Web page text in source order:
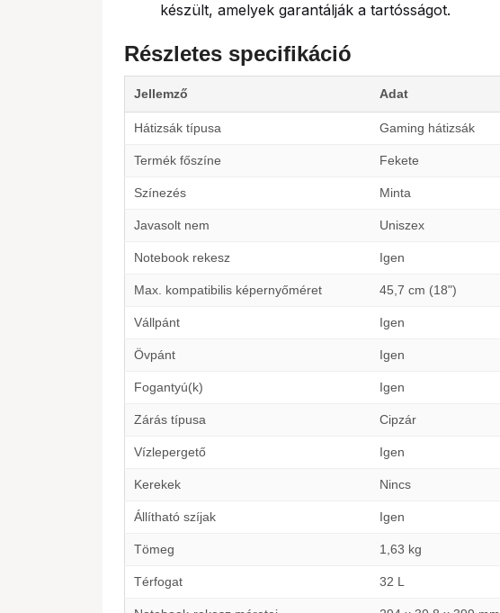
készült, amelyek garantálják a tartósságot.
Részletes specifikáció
Jellemző Adat
Hátizsák típusa Gaming hátizsák
Termék főszíne Fekete
Színezés Minta
Javasolt nem Uniszex
Notebook rekesz Igen
Max. kompatibilis képernyőméret 45,7 cm (18")
Vállpánt Igen
Övpánt Igen
Fogantyú(k) Igen
Zárás típusa Cipzár
Vízlepergető Igen
Kerekek Nincs
Állítható szíjak Igen
Tömeg 1,63 kg
Térfogat 32 L